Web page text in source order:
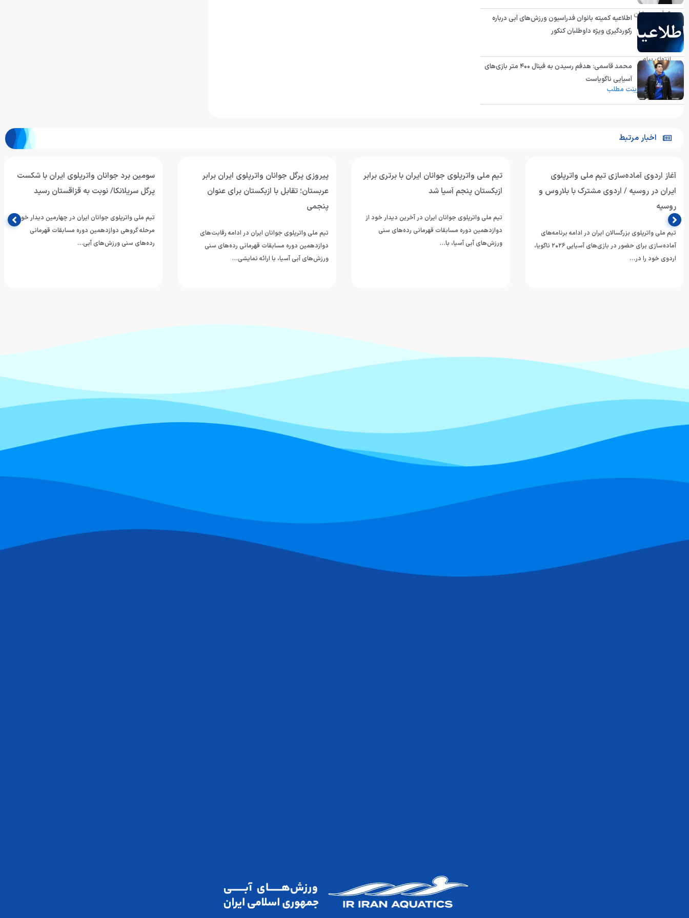
۶. آینده سازان
۷. اصفهان
انتهای پیام
پرینت مطلب
اطلاعیه کمیته بانوان فدراسیون ورزش‌های آبی درباره
رکوردگیری ویژه داوطلبان کنکور
محمد قاسمی: هدفم رسیدن به فینال ۴۰۰ متر بازی‌های
آسیایی ناگویاست
اخبار مرتبط
آغاز اردوی آماده‌سازی تیم ملی واترپلوی
ایران در روسیه / اردوی مشترک با بلاروس و
روسیه
تیم ملی واترپلوی بزرگسالان ایران در ادامه برنامه‌های
آماده‌سازی برای حضور در بازی‌های آسیایی ۲۰۲۶ ناگویا،
اردوی خود را در…
تیم ملی واترپلوی جوانان ایران با برتری برابر
ازبکستان پنجم آسیا شد
تیم ملی واترپلوی جوانان ایران در آخرین دیدار خود از
دوازدهمین دوره مسابقات قهرمانی رده‌های سنی
ورزش‌های آبی آسیا، با…
پیروزی پرگل جوانان واترپلوی ایران برابر
عربستان؛ تقابل با ازبکستان برای عنوان
پنجمی
تیم ملی واترپلوی جوانان ایران در ادامه رقابت‌های
دوازدهمین دوره مسابقات قهرمانی رده‌های سنی
ورزش‌های آبی آسیا، با ارائه نمایشی…
سومین برد جوانان واترپلوی ایران با شکست
پرگل سریلانکا/ نوبت به قزاقستان رسید
تیم ملی واترپلوی جوانان ایران در چهارمین دیدار خود از
مرحله گروهی دوازدهمین دوره مسابقات قهرمانی
رده‌های سنی ورزش‌های آبی…